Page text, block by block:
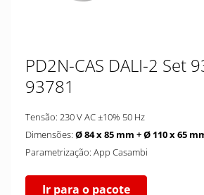
PD2N-CAS DALI-2 Set
93781
Tensão: 230 V AC ±10% 50 Hz
Dimensões: Ø 84 x 85 mm + Ø 110 x 65
Parametrização: App Casambi
Ir para o pacote